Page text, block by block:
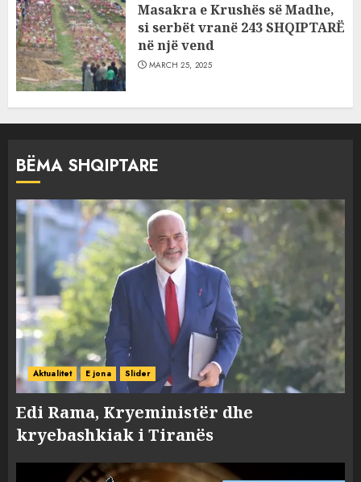
Masakra e Krushës së Madhe,
si serbët vranë 243 SHQIPTARË
në një vend
MARCH 25, 2025
BËMA SHQIPTARE
Aktualitet E jona Slider
Edi Rama, Kryeministër dhe
kryebashkiak i Tiranës